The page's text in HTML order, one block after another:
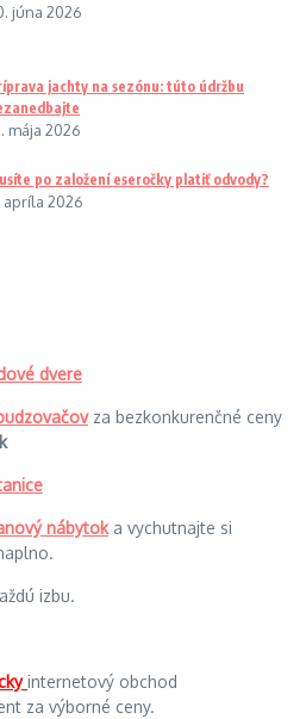
júna 2026
jachty na sezónu: túto údržbu
mája 2026
po založení eseročky platiť odvody?
apríla 2026
dvere
za bezkonkurenčné ceny
nábytoka vychutnajte si
izbu.
internetový obchod
za výborné ceny.